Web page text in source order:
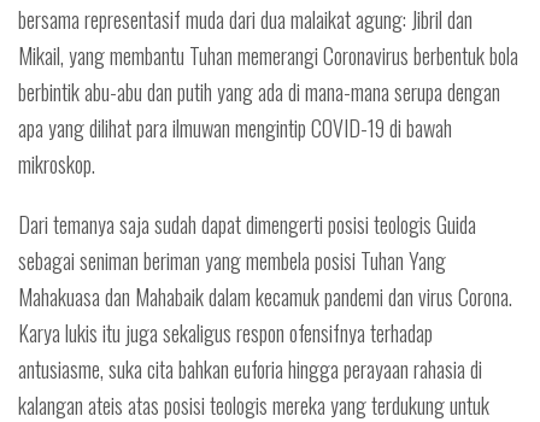
bersama representasif muda dari dua malaikat agung: Jibril dan
Mikail, yang membantu Tuhan memerangi Coronavirus berbentuk bola
berbintik abu-abu dan putih yang ada di mana-mana serupa dengan
apa yang dilihat para ilmuwan mengintip COVID-19 di bawah
mikroskop.
Dari temanya saja sudah dapat dimengerti posisi teologis Guida
sebagai seniman beriman yang membela posisi Tuhan Yang
Mahakuasa dan Mahabaik dalam kecamuk pandemi dan virus Corona.
Karya lukis itu juga sekaligus respon ofensifnya terhadap
antusiasme, suka cita bahkan euforia hingga perayaan rahasia di
kalangan ateis atas posisi teologis mereka yang terdukung untuk